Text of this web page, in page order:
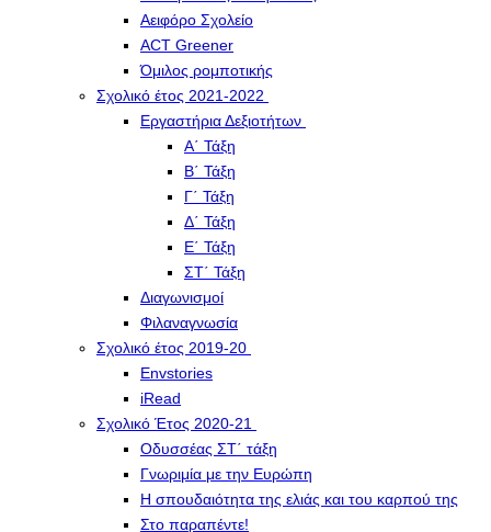
Αειφόρο Σχολείο
ACT Greener
Όμιλος ρομποτικής
Σχολικό έτος 2021-2022
Εργαστήρια Δεξιοτήτων
Α΄ Τάξη
Β΄ Τάξη
Γ΄ Τάξη
Δ΄ Τάξη
Ε΄ Τάξη
ΣΤ΄ Τάξη
Διαγωνισμοί
Φιλαναγνωσία
Σχολικό έτος 2019-20
Envstories
iRead
Σχολικό Έτος 2020-21
Οδυσσέας ΣΤ΄ τάξη
Γνωριμία με την Ευρώπη
Η σπουδαιότητα της ελιάς και του καρπού της
Στο παραπέντε!